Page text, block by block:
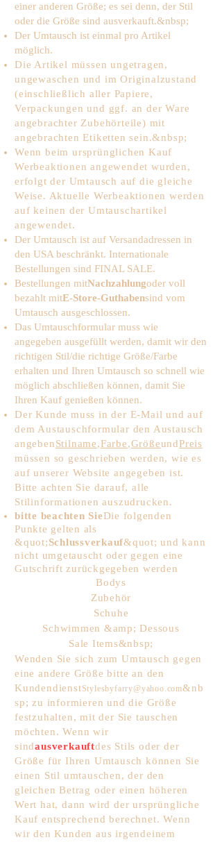
einer anderen Größe; es sei denn, der Stil
oder die Größe sind ausverkauft.&nbsp;
Der Umtausch ist einmal pro Artikel
möglich.
Die Artikel müssen ungetragen,
ungewaschen und im Originalzustand
(einschließlich aller Papiere,
Verpackungen und ggf. an der Ware
angebrachter Zubehörteile) mit
angebrachten Etiketten sein.&nbsp;
Wenn beim ursprünglichen Kauf
Werbeaktionen angewendet wurden,
erfolgt der Umtausch auf die gleiche
Weise. Aktuelle Werbeaktionen werden
auf keinen der Umtauschartikel
angewendet.
Der Umtausch ist auf Versandadressen in
den USA beschränkt. Internationale
Bestellungen sind FINAL SALE.
Bestellungen mitNachzahlungoder voll
bezahlt mitE-Store-Guthabensind vom
Umtausch ausgeschlossen.
Das Umtauschformular muss wie
angegeben ausgefüllt werden, damit wir den
richtigen Stil/die richtige Größe/Farbe
erhalten und Ihren Umtausch so schnell wie
möglich abschließen können, damit Sie
Ihren Kauf genießen können.
Der Kunde muss in der E-Mail und auf
dem Austauschformular den Austausch
angebenStilname,Farbe,GrößeundPreis
müssen so geschrieben werden, wie es
auf unserer Website angegeben ist.
Bitte achten Sie darauf, alle
Stilinformationen auszudrucken.
bitte beachten SieDie folgenden
Punkte gelten als
&quot;Schlussverkauf&quot; und kann
nicht umgetauscht oder gegen eine
Gutschrift zurückgegeben werden
Bodys
Zubehör
Schuhe
Schwimmen &amp; Dessous
Sale Items&nbsp;
Wenden Sie sich zum Umtausch gegen
eine andere Größe bitte an den
KundendienstStylesbyfarry@yahoo.com&nb
sp; zu informieren und die Größe
festzuhalten, mit der Sie tauschen
möchten. Wenn wir
sindausverkauftdes Stils oder der
Größe für Ihren Umtausch können Sie
einen Stil umtauschen, der den
gleichen Betrag oder einen höheren
Wert hat, dann wird der ursprüngliche
Kauf entsprechend berechnet. Wenn
wir den Kunden aus irgendeinem